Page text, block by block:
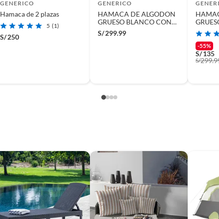
tecnología, línea blanca, colchones, muebles,
uso y deberá contar con todos sus accesorios,
(sin rayas, piquetes, abolladuras, manchas,
GENERICO
Hamaca de 2 plazas
5 (1)
S/250
GENERICO
HAMACA DE ALGODON
GRUESO BLANCO CON
FLECOS
S/299.99
-55%
S/135
S/